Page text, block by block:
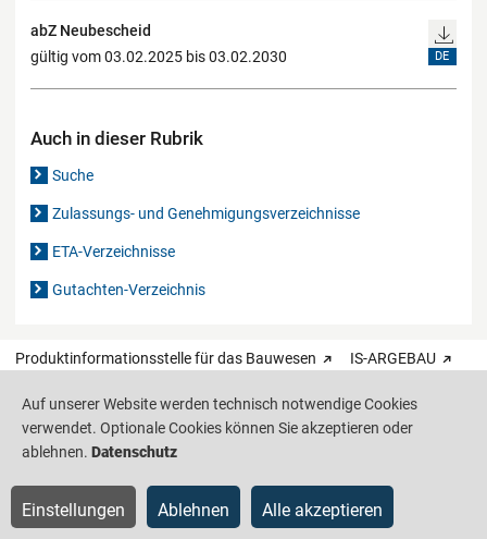
abZ Neubescheid
gültig vom 03.02.2025 bis 03.02.2030
DE
Auch in dieser Rubrik
Suche
Zulassungs- und Genehmigungsverzeichnisse
ETA-Verzeichnisse
Gutachten-Verzeichnis
Produktinformationsstelle für das Bauwesen IS-ARGEBAU
Barrierefreiheit Datenschutz Impressum Sitemap
Auf unserer Website werden technisch notwendige Cookies
verwendet. Optionale Cookies können Sie akzeptieren oder
ablehnen. Datenschutz
Einstellungen Ablehnen Alle akzeptieren